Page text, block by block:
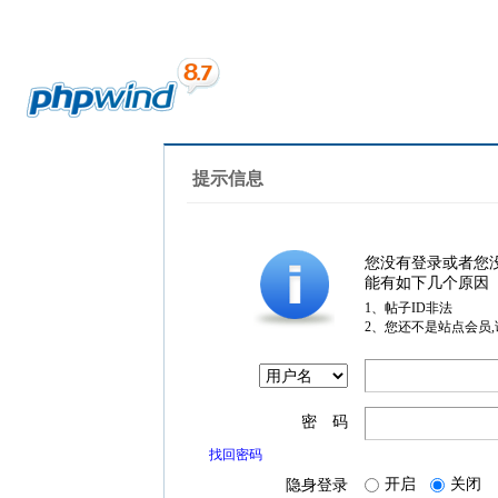
提示信息
您没有登录或者您
能有如下几个原因
1、帖子ID非法
2、您还不是站点会员
密 码
找回密码
隐身登录 开启 关闭